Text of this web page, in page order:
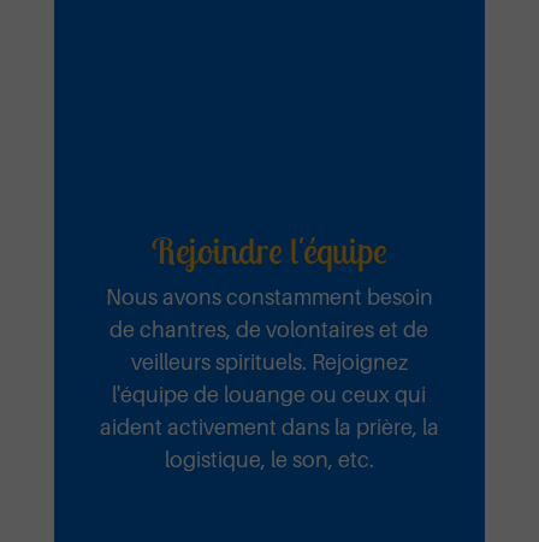
Rejoindre l'équipe
Nous avons constamment besoin
de chantres, de volontaires et de
veilleurs spirituels. Rejoignez
l'équipe de louange ou ceux qui
aident activement dans la prière, la
logistique, le son, etc.